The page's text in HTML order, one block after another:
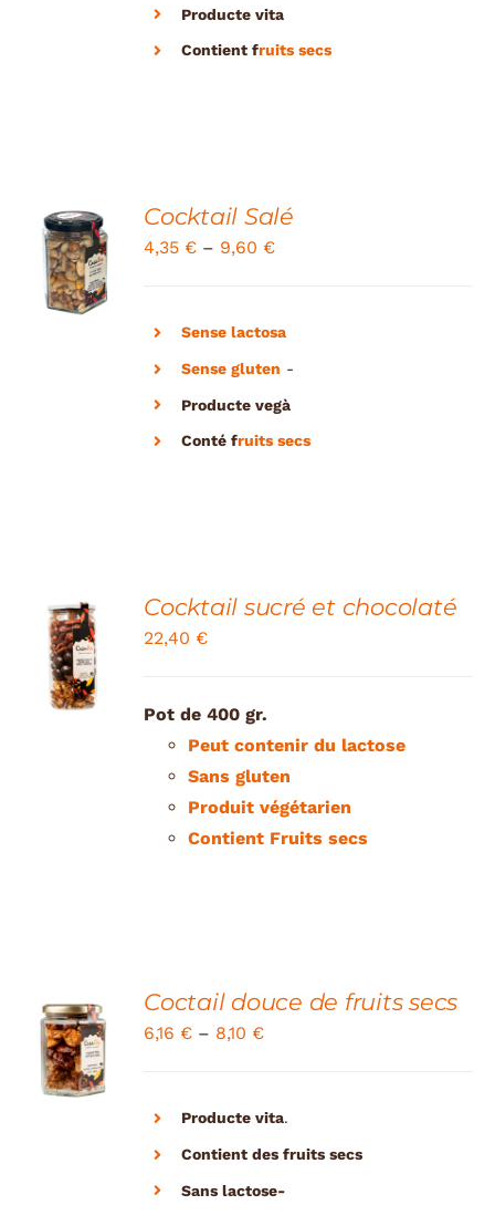
Producte vita
Contient fruits secs
SELECT
OPTIONS
/
DETAILS
Cocktail Salé
4,35 € – 9,60 €
Sense lactosa
Sense gluten -
Producte vegà
Conté fruits secs
ADD TO
CART
/
DETAILS
Cocktail sucré et chocolaté
22,40 €
Pot de 400 gr.
Peut contenir du lactose
Sans gluten
Produit végétarien
Contient Fruits secs
SELECT
OPTIONS
/
DETAILS
Coctail douce de fruits secs
6,16 € – 8,10 €
Producte vita.
Contient des fruits secs
Sans lactose-